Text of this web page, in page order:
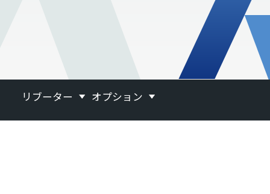
リブーター オプション